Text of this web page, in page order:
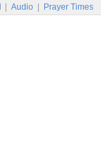
Audio Prayer Times